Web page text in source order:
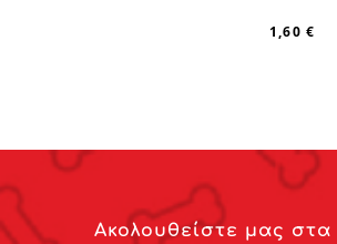
1,60 €
Ακολουθείστε μας